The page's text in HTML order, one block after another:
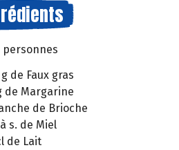
personnes
g de Faux gras
de Margarine
de Brioche
s. de Miel
de Lait